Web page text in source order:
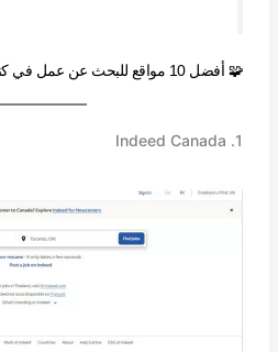
🧩 أفضل 10 مواقع للبحث عن عمل في كندا 2026 (تحليل عميق)
1. Indeed Canada